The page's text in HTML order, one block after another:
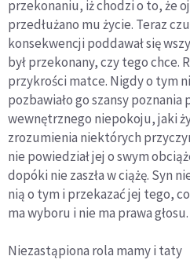
przekonaniu, iż chodzi o to, że
przedłużano mu życie. Teraz
konsekwencji poddawał się
był przekonany, czy tego chce.
przykrości matce. Nigdy o tym
pozbawiało go szansy
wewnętrznego niepokoju, jaki
zrozumienia niektórych
nie powiedział jej o swym
dopóki nie zaszła w ciążę. Syn
nią o tym i przekazać jej tego,
ma wyboru i nie ma prawa głosu.
Niezastąpiona rola mamy i taty